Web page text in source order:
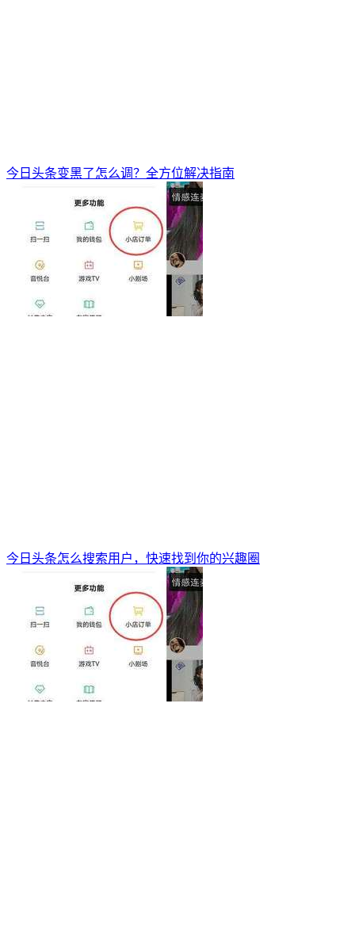
今日头条变黑了怎么调？全方位解决指南
今日头条怎么搜索用户，快速找到你的兴趣圈